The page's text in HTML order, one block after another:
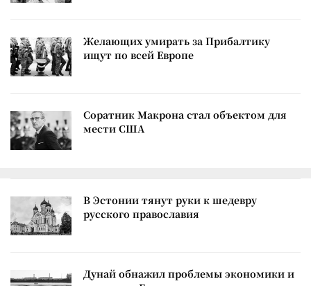
Желающих умирать за Прибалтику
ищут по всей Европе
Соратник Макрона стал объектом для
мести США
В Эстонии тянут руки к шедевру
русского православия
Дунай обнажил проблемы экономики и